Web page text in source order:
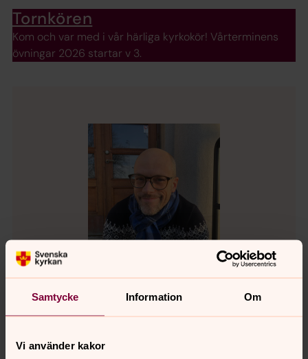
Samtycke Information Om
Vi använder kakor
Tornkören
Kom och var med i vår härliga kyrkokör! Vårterminens
övningar 2026 startar v 3.
Kantor, Svenska kyrkan i Lund